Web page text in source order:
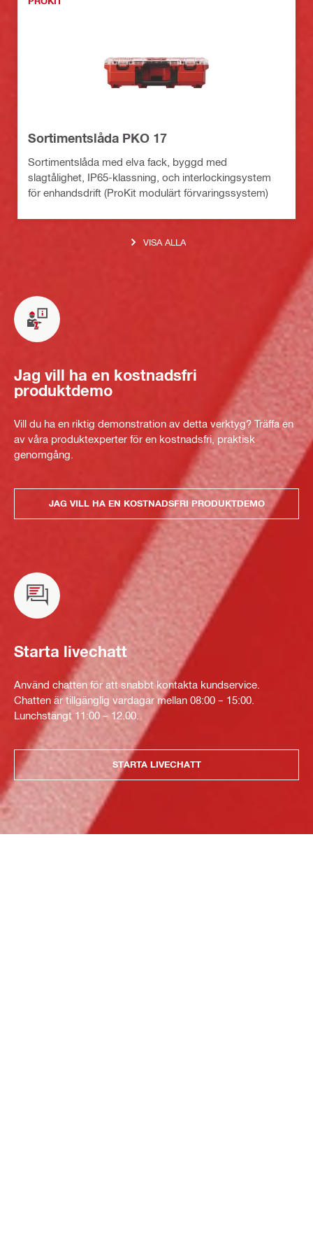
Sortimentslåda PKO 17
Sortimentslåda med elva fack, byggd med
slagtålighet, IP65-klassning, och interlockingsystem
för enhandsdrift (ProKit modulärt förvaringssystem)
VISA ALLA
Jag vill ha en kostnadsfri
produktdemo
Vill du ha en riktig demonstration av detta verktyg? Träffa en
av våra produktexperter för en kostnadsfri, praktisk
genomgång.
JAG VILL HA EN KOSTNADSFRI PRODUKTDEMO
Starta livechatt
Använd chatten för att snabbt kontakta kundservice.
Chatten är tillgänglig vardagar mellan 08:00 – 15:00.
Lunchstängt 11:00 – 12.00.
STARTA LIVECHATT